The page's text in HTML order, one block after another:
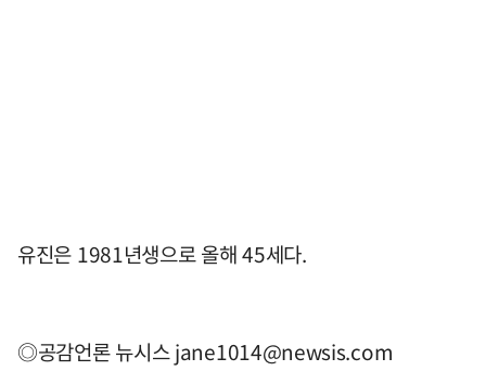
유진은 1981년생으로 올해 45세다.
◎공감언론 뉴시스jane1014@newsis.com